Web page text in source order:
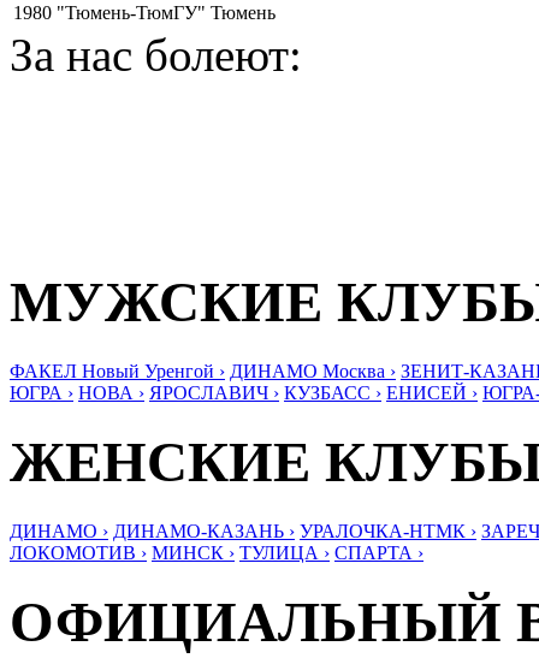
1980 "Тюмень-ТюмГУ" Тюмень
За нас болеют:
МУЖСКИЕ
ФАКЕЛ Новый Уренгой › ДИНАМО Москва › ЗЕНИТ-
ЮГРА › НОВА › ЯРОСЛАВИЧ › КУЗБАСС › ЕНИСЕЙ ›
ЖЕНСКИЕ
ДИНАМО › ДИНАМО-КАЗАНЬ › УРАЛОЧКА-НТМК ›
ЛОКОМОТИВ › МИНСК › ТУЛИЦА › СПАРТА ›
ОФИЦИАЛЬНЫЙ